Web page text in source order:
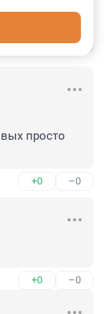
просто
+0 –0
+0 –0